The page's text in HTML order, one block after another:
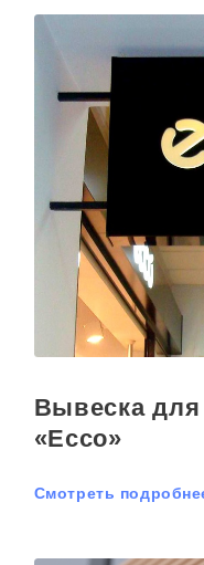
Вывеска для
«Ecco»
Смотреть